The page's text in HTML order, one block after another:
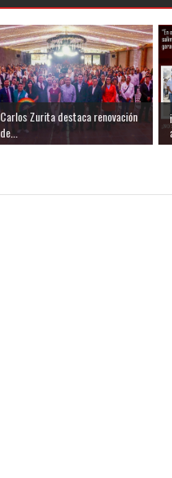
Carlos Zurita destaca renovación
de...